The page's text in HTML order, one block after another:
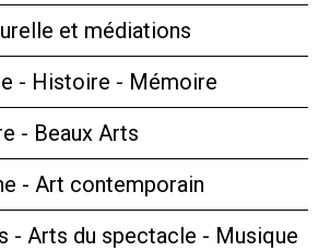
et médiations
- Histoire - Mémoire
- Beaux Arts
- Art contemporain
- Arts du spectacle - Musique